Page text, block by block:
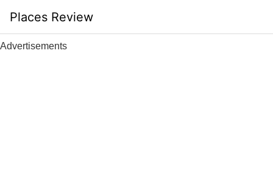
content
Places Review
Advertisements